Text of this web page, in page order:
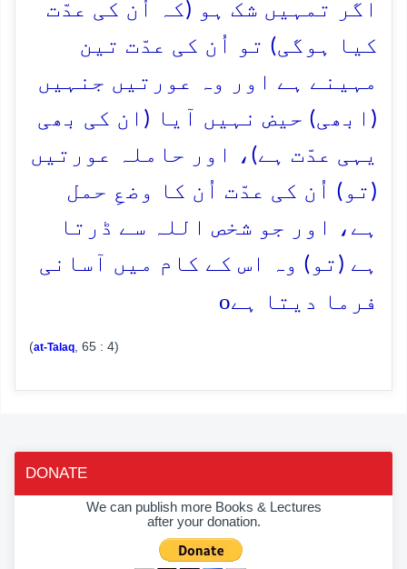
اگر تمہیں شک ہو (کہ اُن کی عدّت
کیا ہوگی) تو اُن کی عدّت تین
مہینے ہے اور وہ عورتیں جنہیں
(ابھی) حیض نہیں آیا (ان کی بھی
یہی عدّت ہے)، اور حاملہ عورتیں
(تو) اُن کی عدّت اُن کا وضعِ حمل
ہے، اور جو شخص اللہ سے ڈرتا
ہے (تو) وہ اس کے کام میں آسانی
فرما دیتا ہےo
(at-Talaq , 65 : 4)
DONATE
We can publish more Books & Lectures
after your donation.